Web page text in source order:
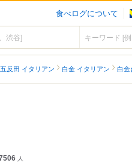
食べログについて
反田 イタリアン 白金 イタリアン 白金
人